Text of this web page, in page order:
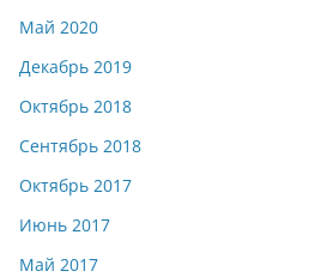
Май 2020
Декабрь 2019
Октябрь 2018
Сентябрь 2018
Октябрь 2017
Июнь 2017
Май 2017